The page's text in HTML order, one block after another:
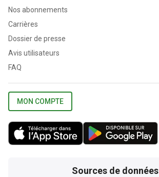
Nos abonnements
Carrières
Dossier de presse
Avis utilisateurs
FAQ
MON COMPTE
Sources de données